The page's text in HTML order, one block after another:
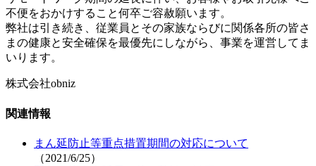
不便をおかけすること何卒ご容赦願います。
弊社は引き続き、従業員とその家族ならびに関係各所の皆さ
まの健康と安全確保を最優先にしながら、事業を運営してま
いります。
株式会社obniz
関連情報
まん延防止等重点措置期間の対応について
（2021/6/25）